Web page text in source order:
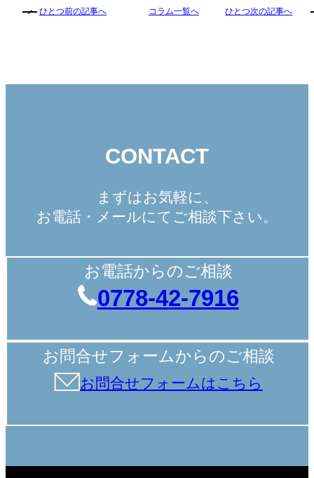
ひとつ前の記事へ コラム一覧へ ひとつ次の記事へ
CONTACT
まずはお気軽に、
お電話・メールにてご相談下さい。
お電話からのご相談
0778-42-7916
お問合せフォームからのご相談
お問合せフォームはこちら